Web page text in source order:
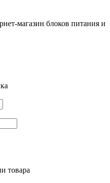
магазин блоков питания и
товара